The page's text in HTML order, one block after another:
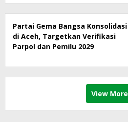
Partai Gema Bangsa Konsolidasi
di Aceh, Targetkan Verifikasi
Parpol dan Pemilu 2029
View More